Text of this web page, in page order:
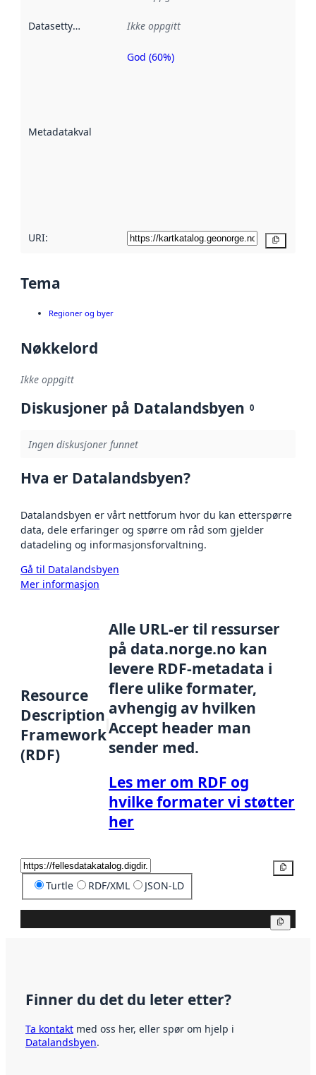
Datasettype Ikke oppgitt
Metadatakvalitet
Metadatakvalitet
God (60%)
URI:
Tema
Regioner og byer
Nøkkelord
Ikke oppgitt
Diskusjoner på Datalandsbyen 0
Ingen diskusjoner funnet
Hva er Datalandsbyen?
Datalandsbyen er vårt nettforum hvor du kan etterspørre
data, dele erfaringer og spørre om råd som gjelder
datadeling og informasjonsforvaltning.
Gå til Datalandsbyen
Mer informasjon
Resource
Description
Framework
(RDF)
Alle URL-er til ressurser
på data.norge.no kan
levere RDF-metadata i
flere ulike formater,
avhengig av hvilken
Accept header man
sender med.
Les mer om RDF og
hvilke formater vi støtter
her
Turtle RDF/XML JSON-LD
Finner du det du leter etter?
Ta kontakt med oss her, eller spør om hjelp i
Datalandsbyen.